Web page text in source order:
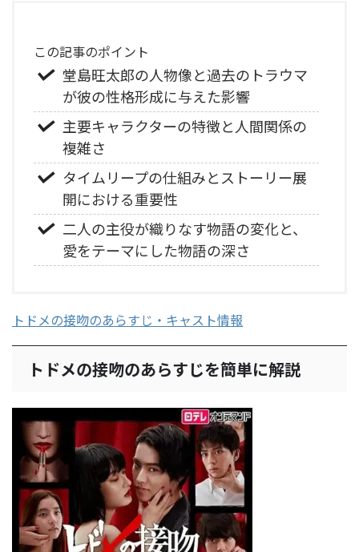
この記事のポイント
堂島旺太郎の人物像と過去のトラウマ
が彼の性格形成に与えた影響
主要キャラクターの特徴と人間関係の
複雑さ
タイムリープの仕組みとストーリー展
開における重要性
二人の主役が織りなす物語の変化と、
愛をテーマにした物語の深さ
トドメの接吻のあらすじ・キャスト情報
トドメの接吻のあらすじを簡単に解説